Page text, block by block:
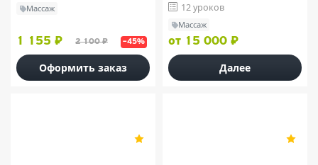
Массаж
1 155 ₽ 2 100 ₽ –45%
Оформить заказ
12 уроков
Массаж
от 15 000 ₽
Далее